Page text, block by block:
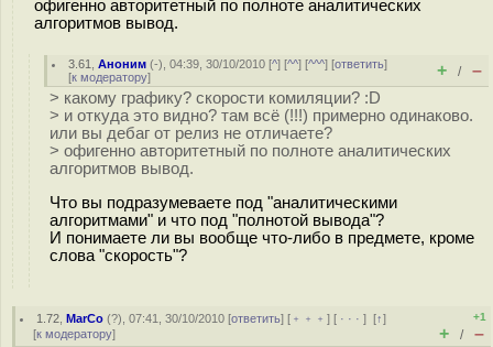
офигенно авторитетный по полноте аналитических
алгоритмов вывод.
3.61 ,Аноним (-), 04:39, 30/10/2010 [^] [^^] [^^^] [ответить]
[к модератору] + / –
> какому графику? скорости комиляции? :D
> и откуда это видно? там всё (!!!) примерно одинаково.
или вы дебаг от релиз не отличаете?
> офигенно авторитетный по полноте аналитических
алгоритмов вывод.
Что вы подразумеваете под "аналитическими
алгоритмами" и что под "полнотой вывода"?
И понимаете ли вы вообще что-либо в предмете, кроме
слова "скорость"?
1.72 ,MarCo (?), 07:41, 30/10/2010 [ответить] [ ﹢﹢﹢] [ · · ·][↑]
[к модератору]
+1
+ / –